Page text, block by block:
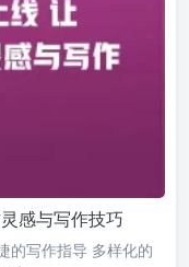
感与写作技巧
的写作指导 多样化的